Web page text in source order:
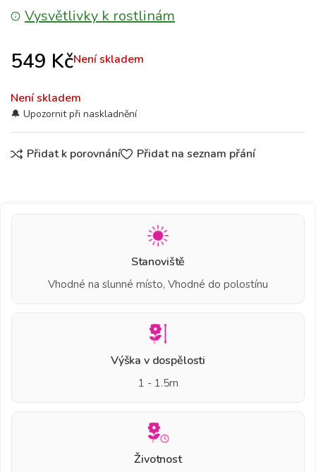
Vysvětlivky k rostlinám
549 KčNení skladem
Není skladem
Přidat k porovnání Přidat na seznam přání
Stanoviště
Vhodné na slunné místo, Vhodné do polostínu
Výška v dospělosti
1 - 1.5m
Životnost